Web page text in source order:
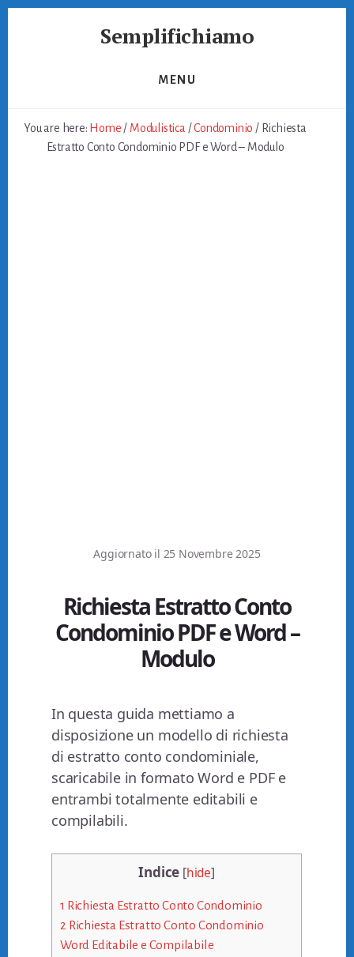
Semplifichiamo
MENU
You are here: Home / Modulistica /Condominio /Richiesta
Estratto Conto Condominio PDF e Word – Modulo
Aggiornato il 25 Novembre 2025
Richiesta Estratto Conto
Condominio PDF e Word –
Modulo
In questa guida mettiamo a
disposizione un modello di richiesta
di estratto conto condominiale,
scaricabile in formato Word e PDF e
entrambi totalmente editabili e
compilabili.
Indice [hide]
1 Richiesta Estratto Conto Condominio
2 Richiesta Estratto Conto Condominio
Word Editabile e Compilabile